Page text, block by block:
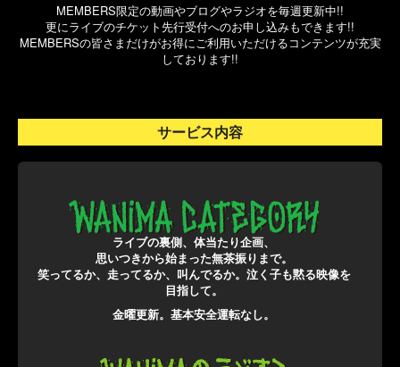
MEMBERS限定の動画やブログやラジオを毎週更新中!!
更にライブのチケット先行受付へのお申し込みもできます!!
MEMBERSの皆さまだけがお得にご利用いただけるコンテンツが充実
しております!!
サービス内容
ライブの裏側、体当たり企画、
思いつきから始まった無茶振りまで。
笑ってるか、走ってるか、叫んでるか。泣く子も黙る映像を
目指して。
金曜更新。基本安全運転なし。